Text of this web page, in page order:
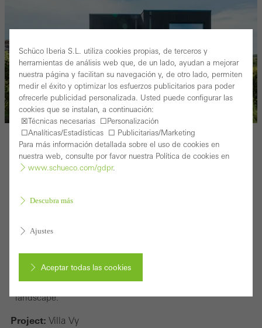
82 concrete steps lead up to Jacob and Jenny Fröslee
landscape.
Project: Villa Vy
Schüco Iberia S.L. utiliza cookies propias, de terceros y
herramientas de análisis web que, de un lado, ayudan a mejorar
nuestra página y facilitan su navegación y, de otro lado, permiten
medir el éxito y optimizar los esfuerzos publicitarios para poder
ofrecerle publicidad personalizada. Usted puede configurar las
cookies que se instalan, a continuación:
☒Técnicas necesarias ☐Personalización
☐Analíticas/Estadísticas ☐ Publicitarias/Marketing
Para más información detallada sobre el uso de cookies en
nuestra web, consulte por favor nuestra Política de cookies en
www.schueco.com/gdpr.
Descubra más
Ajustes
Aceptar todas las cookies
Cancelar